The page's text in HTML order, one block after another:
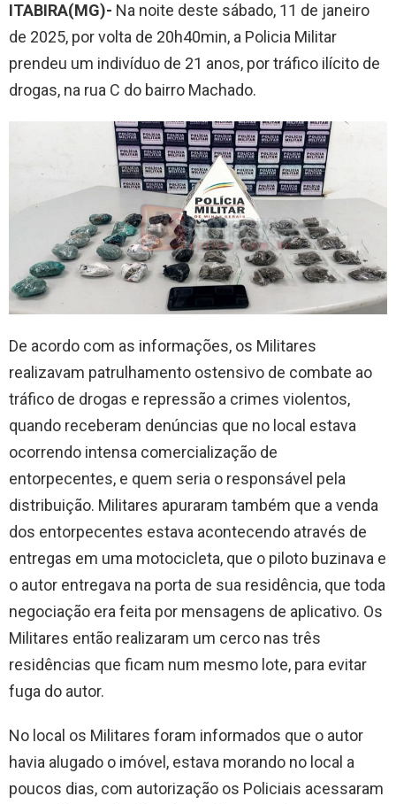
ITABIRA(MG)- Na noite deste sábado, 11 de janeiro
de 2025, por volta de 20h40min, a Policia Militar
prendeu um indivíduo de 21 anos, por tráfico ilícito de
drogas, na rua C do bairro Machado.
De acordo com as informações, os Militares
realizavam patrulhamento ostensivo de combate ao
tráfico de drogas e repressão a crimes violentos,
quando receberam denúncias que no local estava
ocorrendo intensa comercialização de
entorpecentes, e quem seria o responsável pela
distribuição. Militares apuraram também que a venda
dos entorpecentes estava acontecendo através de
entregas em uma motocicleta, que o piloto buzinava e
o autor entregava na porta de sua residência, que toda
negociação era feita por mensagens de aplicativo. Os
Militares então realizaram um cerco nas três
residências que ficam num mesmo lote, para evitar
fuga do autor.
No local os Militares foram informados que o autor
havia alugado o imóvel, estava morando no local a
poucos dias, com autorização os Policiais acessaram